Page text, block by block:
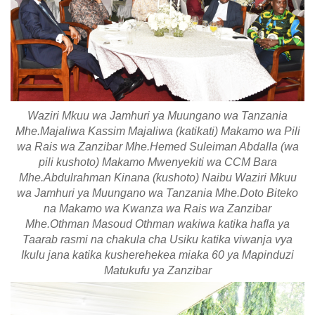
Waziri Mkuu wa Jamhuri ya Muungano wa Tanzania
Mhe.Majaliwa Kassim Majaliwa (katikati) Makamo wa Pili
wa Rais wa Zanzibar Mhe.Hemed Suleiman Abdalla (wa
pili kushoto) Makamo Mwenyekiti wa CCM Bara
Mhe.Abdulrahman Kinana (kushoto) Naibu Waziri Mkuu
wa Jamhuri ya Muungano wa Tanzania Mhe.Doto Biteko
na Makamo wa Kwanza wa Rais wa Zanzibar
Mhe.Othman Masoud Othman wakiwa katika hafla ya
Taarab rasmi na chakula cha Usiku katika viwanja vya
Ikulu jana katika kusherehekea miaka 60 ya Mapinduzi
Matukufu ya Zanzibar